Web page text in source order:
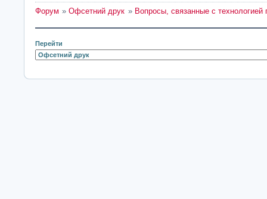
Форум »Офсетний друк » Вопросы, связанные с технологией
Перейти